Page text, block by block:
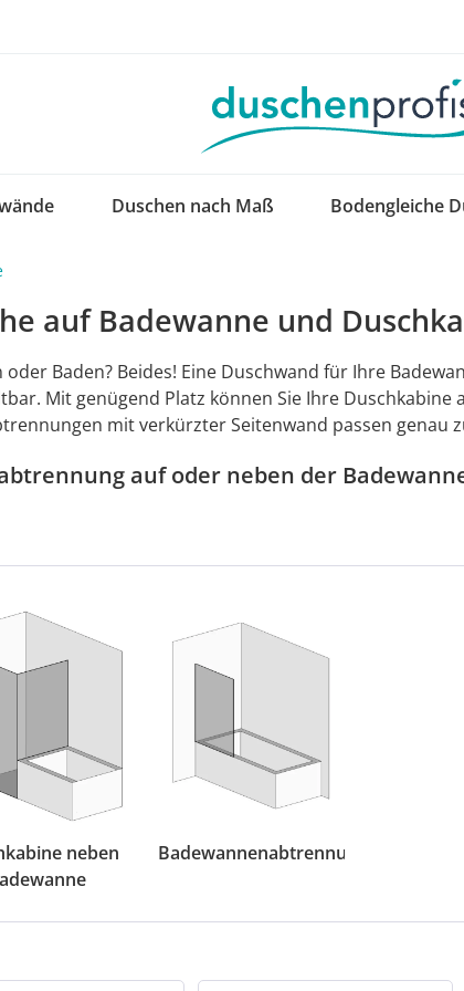
Duschen nach Maß Bodengleiche
auf Badewanne und
oder Baden? Beides! Eine Duschwand für Ihre
Mit genügend Platz können Sie Ihre
mit verkürzter Seitenwand passen genau
auf oder neben der
neben
Badewannenabtrennung